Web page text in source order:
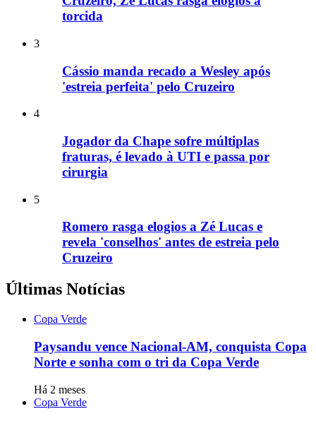
torcida
3
Cássio manda recado a Wesley após
'estreia perfeita' pelo Cruzeiro
4
Jogador da Chape sofre múltiplas
fraturas, é levado à UTI e passa por
cirurgia
5
Romero rasga elogios a Zé Lucas e
revela 'conselhos' antes de estreia pelo
Cruzeiro
Últimas Notícias
Copa Verde
Paysandu vence Nacional-AM, conquista Copa
Norte e sonha com o tri da Copa Verde
Há 2 meses
Copa Verde